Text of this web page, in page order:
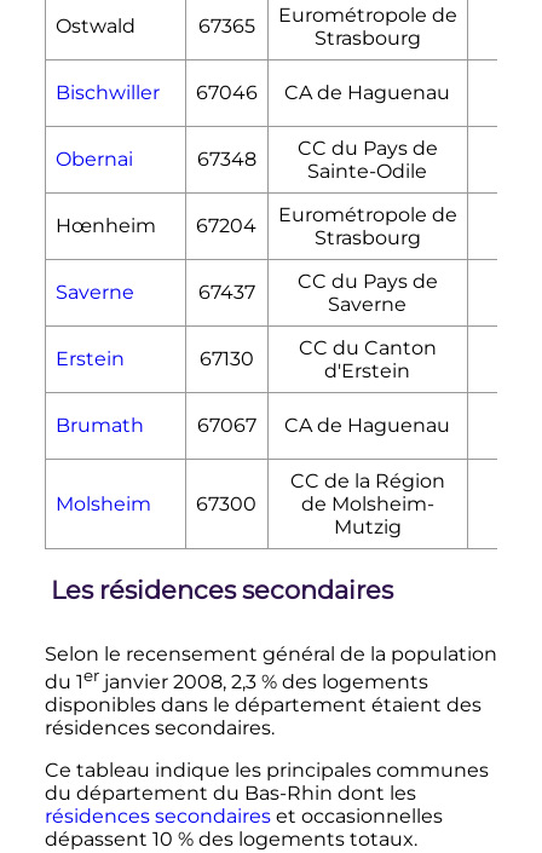
Ostwald 67365
Eurométropole de
Strasbourg
Bischwiller 67046 CA de Haguenau
Obernai 67348
CC du Pays de
Sainte-Odile
Hœnheim 67204
Eurométropole de
Strasbourg
Saverne 67437
CC du Pays de
Saverne
Erstein 67130
CC du Canton
d'Erstein
Brumath 67067 CA de Haguenau
Molsheim 67300
CC de la Région
de Molsheim-
Mutzig
Les résidences secondaires
Selon le recensement général de la population
du 1er janvier 2008, 2,3 % des logements
disponibles dans le département étaient des
résidences secondaires.
Ce tableau indique les principales communes
du département du Bas-Rhin dont les
résidences secondaireset occasionnelles
dépassent 10 % des logements totaux.